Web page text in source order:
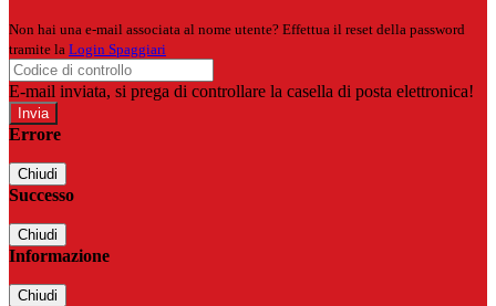
Non hai una e-mail associata al nome utente? Effettua il reset della password
tramite la Login Spaggiari
E-mail inviata, si prega di controllare la casella di posta elettronica!
Errore
Chiudi
Successo
Chiudi
Informazione
Chiudi